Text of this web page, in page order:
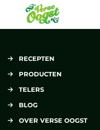
Verse Oogst
RECEPTEN
PRODUCTEN
TELERS
BLOG
OVER VERSE OOGST